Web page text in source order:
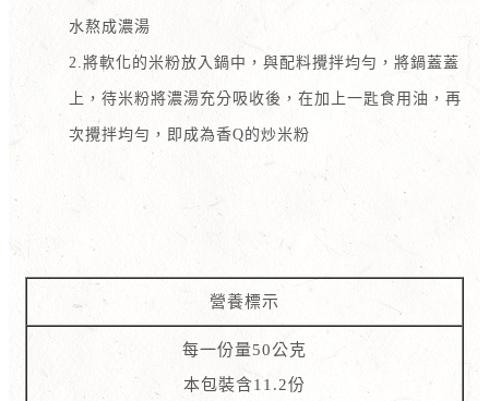
水熬成濃湯
2.將軟化的米粉放入鍋中，與配料攪拌均勻，將鍋蓋蓋
上，待米粉將濃湯充分吸收後，在加上一匙食用油，再
次攪拌均勻，即成為香Q的炒米粉
營養標示
每一份量50公克
本包裝含11.2份